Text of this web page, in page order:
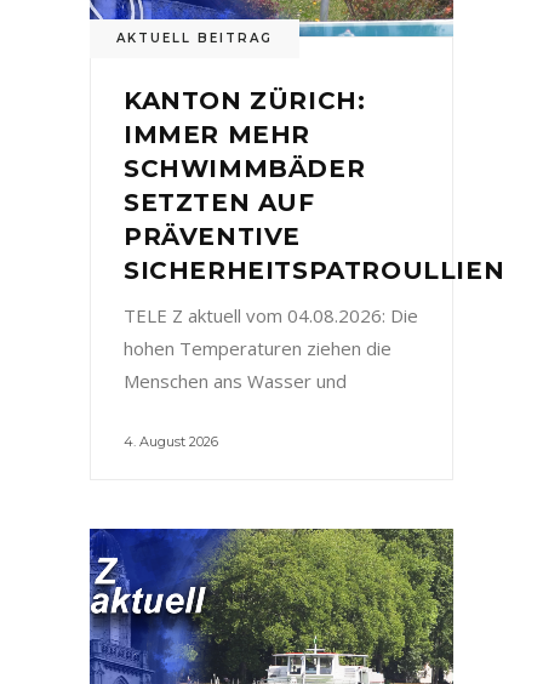
AKTUELL BEITRAG
KANTON ZÜRICH:
IMMER MEHR
SCHWIMMBÄDER
SETZTEN AUF
PRÄVENTIVE
SICHERHEITSPATROULLIEN
TELE Z aktuell vom 04.08.2026: Die
hohen Temperaturen ziehen die
Menschen ans Wasser und
4. August 2026